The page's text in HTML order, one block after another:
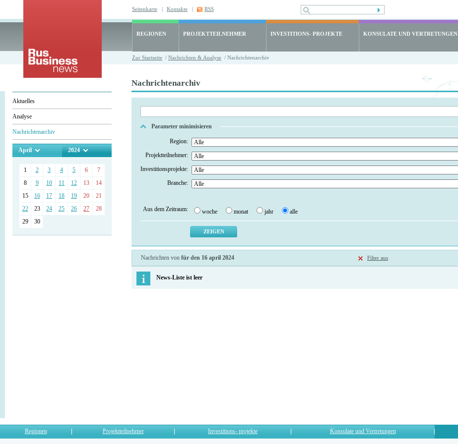
Seitenkarte | Kontakte | RSS
REGIONEN PROJEKTTEILNEHMER INVESTITIONS- PROJEKTE KONSULATE UND VERTRETUNGEN
Zur Startseite / Nachrichten & Analyse / Nachrichtenarchiv
Aktuelles
Analyse
Nachrichtenarchiv
April 2024
1 2 3 4 5 6
7
8
9 10 11 12 13
14
15
16 17 18 19 20
21
22
23 24 25 26 27
28
29
30
Nachrichtenarchiv
Parameter minimisieren
Region:
Projektteilnehmer:
Investitionsprojekte:
Branche:
Aus dem Zeitraum: woche monat jahr alle
Nachrichten von für den 16 april 2024 Filter aus
News-Liste ist leer
Regionen Projektteilnehmer Investitions- projekte Konsulate und Vertretungen